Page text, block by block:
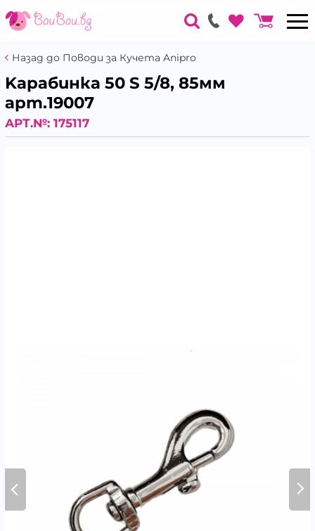
Назад до Поводи за Кучета Anipro
Kарабинка 50 S 5/8, 85мм
арт.19007
АРТ.№: 175117